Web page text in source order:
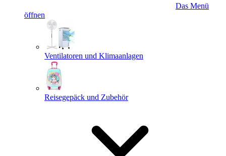
Das Menü
öffnen
Ventilatoren und Klimaanlagen
Reisegepäck und Zubehör